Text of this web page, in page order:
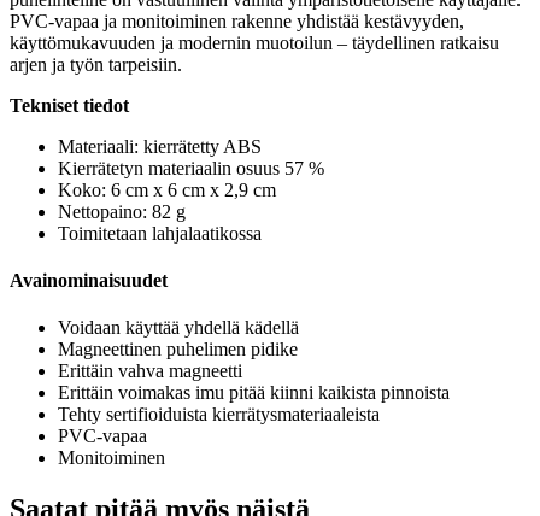
PVC-vapaa ja monitoiminen rakenne yhdistää kestävyyden,
käyttömukavuuden ja modernin muotoilun – täydellinen ratkaisu
arjen ja työn tarpeisiin.
Tekniset tiedot
Materiaali: kierrätetty ABS
Kierrätetyn materiaalin osuus 57 %
Koko: 6 cm x 6 cm x 2,9 cm
Nettopaino: 82 g
Toimitetaan lahjalaatikossa
Avainominaisuudet
Voidaan käyttää yhdellä kädellä
Magneettinen puhelimen pidike
Erittäin vahva magneetti
Erittäin voimakas imu pitää kiinni kaikista pinnoista
Tehty sertifioiduista kierrätysmateriaaleista
PVC-vapaa
Monitoiminen
Saatat pitää myös näistä